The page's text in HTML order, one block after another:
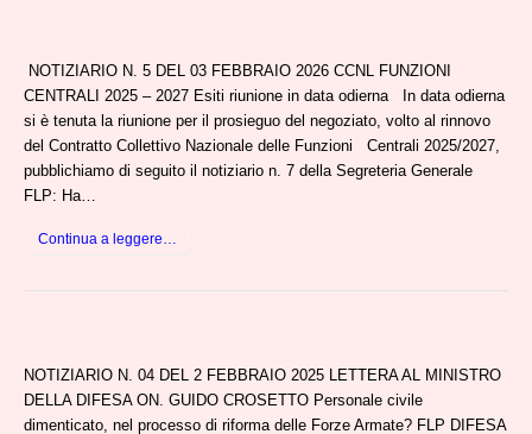
NOTIZIARIO N. 5 DEL 03 FEBBRAIO 2026 CCNL FUNZIONI
CENTRALI 2025 – 2027 Esiti riunione in data odierna In data odierna
si è tenuta la riunione per il prosieguo del negoziato, volto al rinnovo
del Contratto Collettivo Nazionale delle Funzioni Centrali 2025/2027,
pubblichiamo di seguito il notiziario n. 7 della Segreteria Generale
FLP: Ha…
Continua a leggere…
NOTIZIARIO N. 04 DEL 2 FEBBRAIO 2025 LETTERA AL MINISTRO
DELLA DIFESA ON. GUIDO CROSETTO Personale civile
dimenticato, nel processo di riforma delle Forze Armate? FLP DIFESA